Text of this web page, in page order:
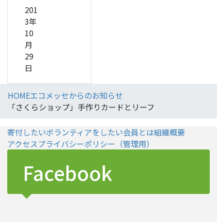
201
3年
10
月
29
日
HOMEエコメッセからのお知らせ
「さくらショップ」手作りカードとリーフ
寄付したいボランティアをしたい会員とは組織概要
アクセスプライバシーポリシー （管理用）
Facebook